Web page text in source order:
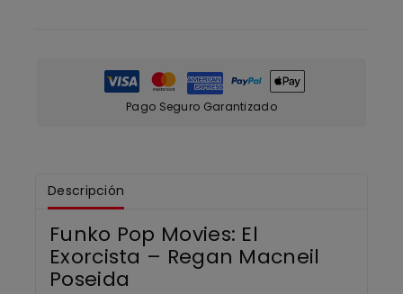
Pago Seguro Garantizado
Descripción
Funko Pop Movies: El
Exorcista – Regan Macneil
Poseida